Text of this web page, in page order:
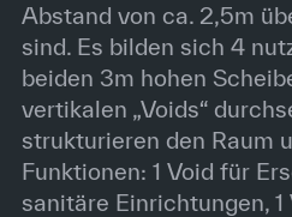
Abstand von ca. 2,5m
sind. Es bilden sich 4
beiden 3m hohen
vertikalen „Voids“
strukturieren den Raum
Funktionen: 1 Void für
sanitäre Einrichtungen,